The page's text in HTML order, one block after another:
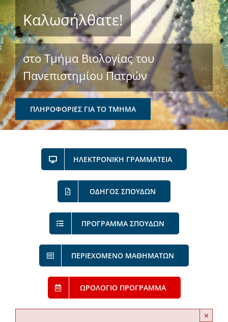
Το Τμήμα Βιολογίας
Μουσεία
Προπτυχιακές Σπουδές
Μεταπτυχιακές Σπουδές
Προσωπικό
Ανακοινώσεις
Καλωσήλθατε!
στο Τμήμα Βιολογίας του
Πανεπιστημίου Πατρών
ΠΛΗΡΟΦΟΡΊΕΣ ΓΙΑ ΤΟ ΤΜΉΜΑ
ΗΛΕΚΤΡΟΝΙΚΗ ΓΡΑΜΜΑΤΕΙΑ
ΟΔΗΓΟΣ ΣΠΟΥΔΩΝ
ΠΡΟΓΡΑΜΜΑ ΣΠΟΥΔΩΝ
ΠΕΡΙΕΧΟΜΕΝΟ ΜΑΘΗΜΑΤΩΝ
ΩΡΟΛΟΓΙΟ ΠΡΟΓΡΑΜΜΑ
×